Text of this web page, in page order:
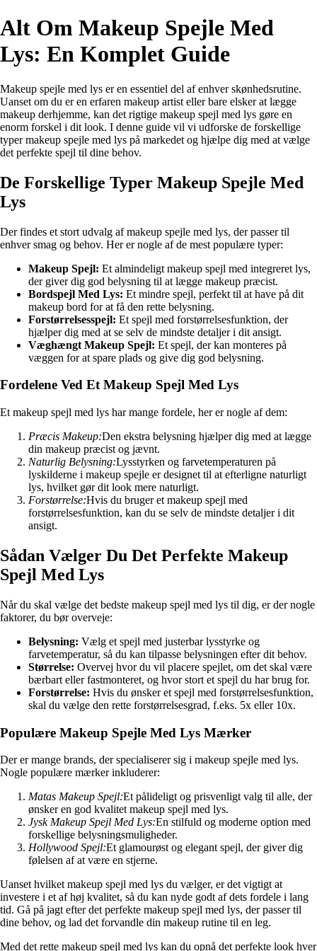
Alt Om Makeup Spejle Med
Lys: En Komplet Guide
Makeup spejle med lys er en essentiel del af enhver skønhedsrutine.
Uanset om du er en erfaren makeup artist eller bare elsker at lægge
makeup derhjemme, kan det rigtige makeup spejl med lys gøre en
enorm forskel i dit look. I denne guide vil vi udforske de forskellige
typer makeup spejle med lys på markedet og hjælpe dig med at vælge
det perfekte spejl til dine behov.
De Forskellige Typer Makeup Spejle Med
Lys
Der findes et stort udvalg af makeup spejle med lys, der passer til
enhver smag og behov. Her er nogle af de mest populære typer:
Makeup Spejl: Et almindeligt makeup spejl med integreret lys,
der giver dig god belysning til at lægge makeup præcist.
Bordspejl Med Lys: Et mindre spejl, perfekt til at have på dit
makeup bord for at få den rette belysning.
Forstørrelsesspejl: Et spejl med forstørrelsesfunktion, der
hjælper dig med at se selv de mindste detaljer i dit ansigt.
Væghængt Makeup Spejl: Et spejl, der kan monteres på
væggen for at spare plads og give dig god belysning.
Fordelene Ved Et Makeup Spejl Med Lys
Et makeup spejl med lys har mange fordele, her er nogle af dem:
Præcis Makeup:Den ekstra belysning hjælper dig med at lægge
din makeup præcist og jævnt.
Naturlig Belysning:Lysstyrken og farvetemperaturen på
lyskilderne i makeup spejle er designet til at efterligne naturligt
lys, hvilket gør dit look mere naturligt.
Forstørrelse:Hvis du bruger et makeup spejl med
forstørrelsesfunktion, kan du se selv de mindste detaljer i dit
ansigt.
Sådan Vælger Du Det Perfekte Makeup
Spejl Med Lys
Når du skal vælge det bedste makeup spejl med lys til dig, er der nogle
faktorer, du bør overveje:
Belysning: Vælg et spejl med justerbar lysstyrke og
farvetemperatur, så du kan tilpasse belysningen efter dit behov.
Størrelse: Overvej hvor du vil placere spejlet, om det skal være
bærbart eller fastmonteret, og hvor stort et spejl du har brug for.
Forstørrelse: Hvis du ønsker et spejl med forstørrelsesfunktion,
skal du vælge den rette forstørrelsesgrad, f.eks. 5x eller 10x.
Populære Makeup Spejle Med Lys Mærker
Der er mange brands, der specialiserer sig i makeup spejle med lys.
Nogle populære mærker inkluderer:
Matas Makeup Spejl:Et pålideligt og prisvenligt valg til alle, der
ønsker en god kvalitet makeup spejl med lys.
Jysk Makeup Spejl Med Lys:En stilfuld og moderne option med
forskellige belysningsmuligheder.
Hollywood Spejl:Et glamourøst og elegant spejl, der giver dig
følelsen af at være en stjerne.
Uanset hvilket makeup spejl med lys du vælger, er det vigtigt at
investere i et af høj kvalitet, så du kan nyde godt af dets fordele i lang
tid. Gå på jagt efter det perfekte makeup spejl med lys, der passer til
dine behov, og lad det forvandle din makeup rutine til en leg.
Med det rette makeup spejl med lys kan du opnå det perfekte look hver